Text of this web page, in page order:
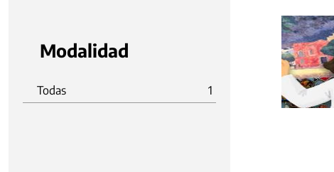
Modalidad
Todas 1